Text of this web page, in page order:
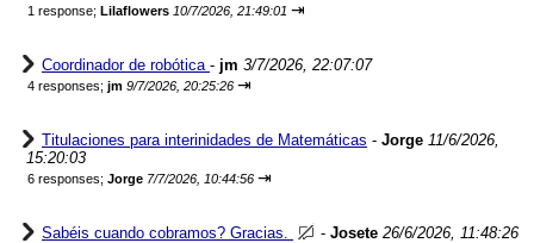
1 response; Lilaflowers 10/7/2026, 21:49:01 ⇥
Coordinador de robótica - jm 3/7/2026, 22:07:07
4 responses; jm 9/7/2026, 20:25:26 ⇥
Titulaciones para interinidades de Matemáticas - Jorge 11/6/2026,
15:20:03
6 responses; Jorge 7/7/2026, 10:44:56 ⇥
Sabéis cuando cobramos? Gracias. - Josete 26/6/2026, 11:48:26